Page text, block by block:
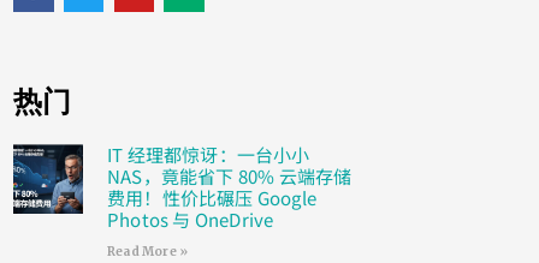
热门
IT 经理都惊讶：一台小小
NAS，竟能省下 80% 云端存储
费用！性价比碾压 Google
Photos 与 OneDrive
Read More »